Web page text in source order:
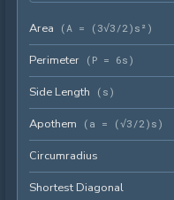
Area (A = (3√3/2)s² )
Perimeter ( P = 6s )
Side Length ( s )
Apothem ( a = (√3/2)s )
Circumradius
Shortest Diagonal